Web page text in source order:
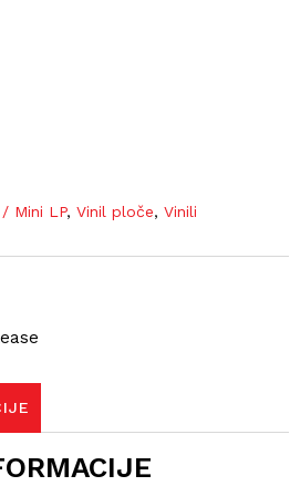
Mini LP, Vinil ploče, Vinili